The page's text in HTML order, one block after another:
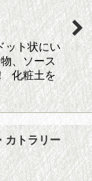
ット状にい
、ソース
化粧土を
カトラリー